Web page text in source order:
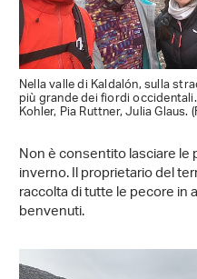
Nella valle di Kaldalón, sulla
più grande dei fiordi
Kohler, Pia Ruttner, Julia Glaus.
Non è consentito lasciare
inverno. Il proprietario del
raccolta di tutte le pecore in
benvenuti.